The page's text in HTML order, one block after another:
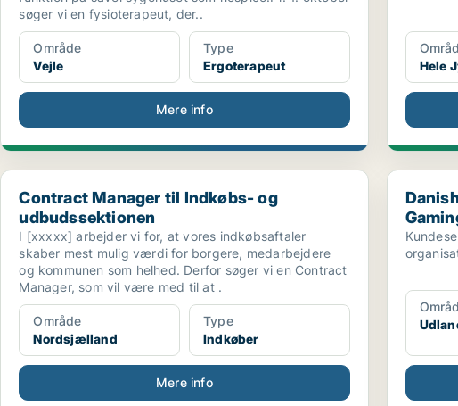
søger vi en fysioterapeut, der..
Område
Vejle
Type
Ergoterapeut
Mere info
Hele
Contract Manager til Indkøbs- og udbudssektionen
Contract Manager til Indkøbs- og
udbudssektionen
I [xxxxx] arbejder vi for, at vores indkøbsaftaler
skaber mest mulig værdi for borgere, medarbejdere
og kommunen som helhed. Derfor søger vi en Contract
Manager, som vil være med til at .
Område
Nordsjælland
Type
Indkøber
Mere info
Danish-